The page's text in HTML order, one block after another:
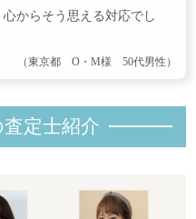
からそう思える対応でし
（東京都 O・M様 50代男性）
定士紹介